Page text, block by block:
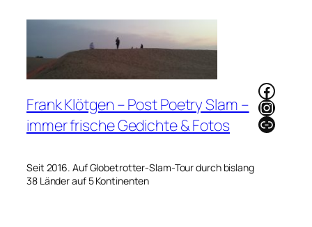
Frank Klötgen – Post Poetry Slam –
immer frische Gedichte & Fotos
Seit 2016. Auf Globetrotter-Slam-Tour durch bislang
38 Länder auf 5 Kontinenten
Link